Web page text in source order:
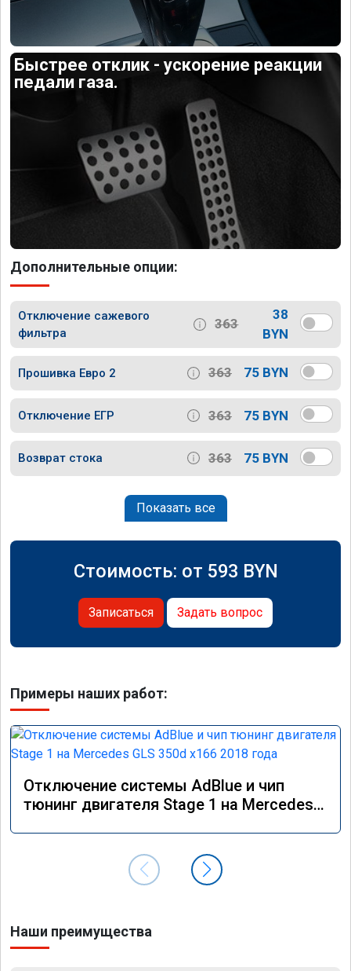
Быстрее отклик - ускорение реакции
педали газа.
Дополнительные опции:
Отключение сажевого
фильтра
363
38
BYN
Прошивка Евро 2 363 75 BYN
Отключение ЕГР 363 75 BYN
Возврат стока 363 75 BYN
Показать все
Стоимость: от 593 BYN
Записаться Задать вопрос
Примеры наших работ:
Отключение системы AdBlue и чип
тюнинг двигателя Stage 1 на Mercedes
Наши преимущества